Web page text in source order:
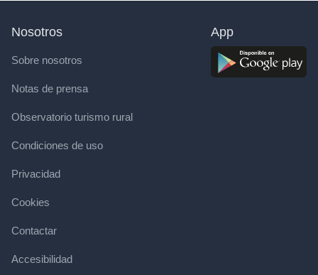
Nosotros
Sobre nosotros
Notas de prensa
Observatorio turismo rural
Condiciones de uso
Privacidad
Cookies
Contactar
Accesibilidad
App